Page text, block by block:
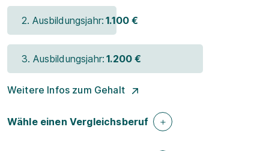
2. Ausbildungsjahr: 1.100 €
3. Ausbildungsjahr: 1.200 €
Weitere Infos zum Gehalt
Wähle einen Vergleichsberuf